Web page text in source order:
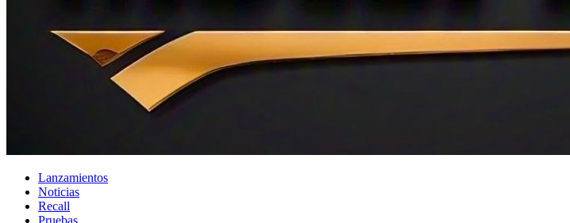
Lanzamientos
Noticias
Recall
Pruebas